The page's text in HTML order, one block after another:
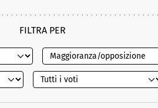
FILTRA PER